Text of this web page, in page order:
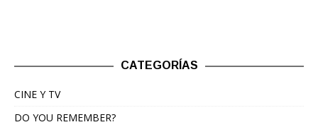
CATEGORÍAS
CINE Y TV
DO YOU REMEMBER?